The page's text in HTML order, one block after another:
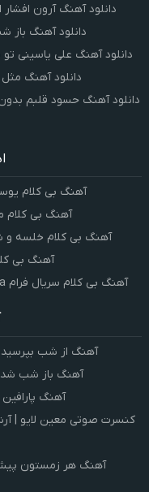
دانلود آهنگ آرون
دانلود آهنگ
دانلود آهنگ علی یاسینی
دانلود آهنگ
دانلود آهنگ حسود قلبم
آهنگ بی کلام
آهنگ بی کلام
آهنگ بی کلام خلسه و
آهنگ بی
آهنگ بی کلام سریال فرام Que Sera, Sera از Jack Jezzro – رایگان
آهنگ از شب
آهنگ باز شب شد
آهنگ
آهنگ هر زمستون